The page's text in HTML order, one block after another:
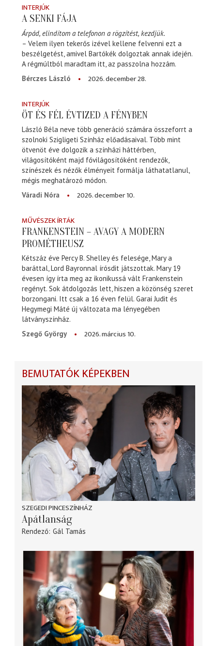
INTERJÚK
A SENKI FÁJA
Árpád, elindítom a telefonon a rögzítést, kezdjük.
– Velem ilyen tekerős izével kellene felvenni ezt a
beszélgetést, amivel Bartókék dolgoztak annak idején.
A régmúltból maradtam itt, az passzolna hozzám.
Bérczes László
2026. december 28.
INTERJÚK
ÖT ÉS FÉL ÉVTIZED A FÉNYBEN
László Béla neve több generáció számára összeforrt a
szolnoki Szigligeti Színház előadásaival. Több mint
ötvenöt éve dolgozik a színházi háttérben,
világosítóként majd fővilágosítóként rendezők,
színészek és nézők élményeit formálja láthatatlanul,
mégis meghatározó módon.
Váradi Nóra
2026. december 10.
MŰVÉSZEK ÍRTÁK
FRANKENSTEIN – AVAGY A MODERN
PROMÉTHEUSZ
Kétszáz éve Percy B. Shelley és felesége, Mary a
baráttal, Lord Bayronnal írósdit játszottak. Mary 19
évesen így írta meg az ikonikussá vált Frankenstein
regényt. Sok átdolgozás lett, hiszen a közönség szeret
borzongani. Itt csak a 16 éven felül. Garai Judit és
Hegymegi Máté új változata ma lényegében
látványszínház.
Szegő György
2026. március 10.
BEMUTATÓK KÉPEKBEN
SZEGEDI PINCESZÍNHÁZ
Apátlanság
Rendező Gál Tamás